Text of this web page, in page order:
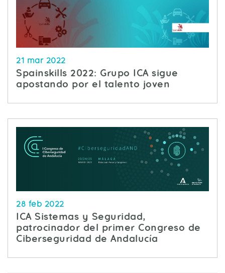
21 mar 2022
Spainskills 2022: Grupo ICA sigue
apostando por el talento joven
28 feb 2022
ICA Sistemas y Seguridad,
patrocinador del primer Congreso de
Ciberseguridad de Andalucía